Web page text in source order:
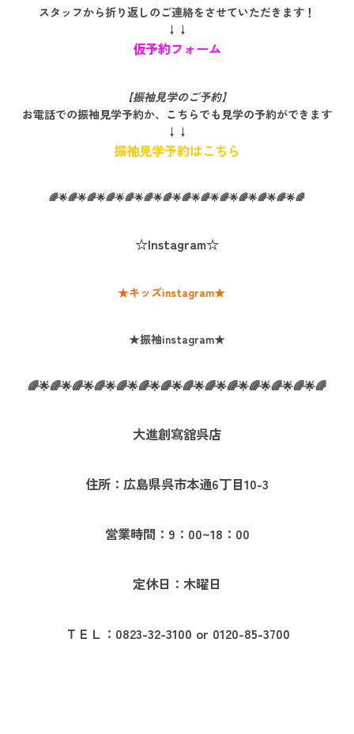
スタッフから折り返しのご連絡をさせていただきます！
↓↓
仮予約フォーム
【振袖見学のご予約】
お電話での振袖見学予約か、こちらでも見学の予約ができます
↓↓
振袖見学予約はこちら
🌈🌟🌈🌟🌈🌟🌈🌟🌈🌟🌈🌟🌈🌟🌈🌟🌈🌟🌈🌟🌈🌟🌈🌟🌈🌟🌈
☆Instagram☆
★キッズinstagram★
★振袖instagram★
🌈🌟🌈🌟🌈🌟🌈🌟🌈🌟🌈🌟🌈🌟🌈🌟🌈🌟🌈🌟🌈🌟🌈🌟🌈🌟🌈
大進創寫舘呉店
住所：広島県呉市本通6丁目10-3
営業時間：9：00~18：00
定休日：木曜日
ＴＥＬ：0823-32-3100 or 0120-85-3700